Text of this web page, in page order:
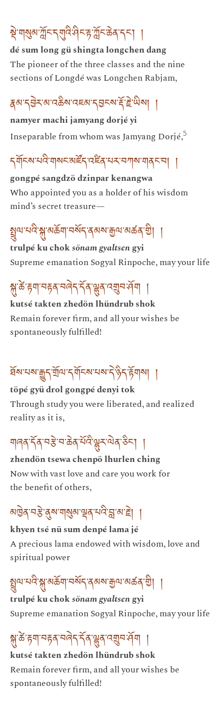
སྡེ་གསུམ་ཀློང་དགུའི་ཤིང་རྟ་ཀློང་ཆེན་དང༌། །
dé sum long gü shingta longchen dang
The pioneer of the three classes and the nine
sections of Longdé was Longchen Rabjam,
རྣམ་དབྱེར་མ་འཆིས་འཇམ་དབྱངས་རྡོ་རྗེ་ཡིས། །
namyer machi jamyang dorjé yi
Inseparable from whom was Jamyang Dorjé,5
དགོངས་པའི་གསང་མཛོད་འཛིན་པར་བཀས་གནང་བ། །
gongpé sangdzö dzinpar kenangwa
Who appointed you as a holder of his wisdom
mind’s secret treasure—
སྤྲུལ་པའི་སྐུ་མཆོག་བསོད་ནམས་རྒྱལ་མཚན་གྱི། །
trulpé ku choksönam gyaltsengyi
Supreme emanation Sogyal Rinpoche, may your life
སྐུ་ཚེ་རྟག་བརྟན་བཞེད་དོན་ལྷུན་འགྲུབ་ཤོག །
kutsé takten zhedön lhündrub shok
Remain forever firm, and all your wishes be
spontaneously fulfilled!
ཐོས་པས་རྒྱུད་གྲོལ་དགོངས་པས་དེ་ཉིད་རྟོགས། །
töpé gyü drol gongpé denyi tok
Through study you were liberated, and realized
reality as it is,
གཞན་དོན་བརྩེ་བ་ཆེན་པོའི་ལྷུར་ལེན་ཅིང༌། །
zhendön tsewa chenpö lhurlen ching
Now with vast love and care you work for
the benefit of others,
མཁྱེན་བརྩེ་ནུས་གསུམ་ལྡན་པའི་བླ་མ་རྗེ། །
khyen tsé nü sum denpé lama jé
A precious lama endowed with wisdom, love and
spiritual power
སྤྲུལ་པའི་སྐུ་མཆོག་བསོད་ནམས་རྒྱལ་མཚན་གྱི། །
trulpé ku choksönam gyaltsengyi
Supreme emanation Sogyal Rinpoche, may your life
སྐུ་ཚེ་རྟག་བརྟན་བཞེད་དོན་ལྷུན་འགྲུབ་ཤོག །
kutsé takten zhedön lhündrub shok
Remain forever firm, and all your wishes be
spontaneously fulfilled!